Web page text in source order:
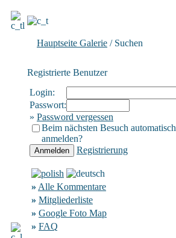
Hauptseite Galerie / Suchen
Registrierte Benutzer
Login:
Passwort:
» Password vergessen
Beim nächsten Besuch automatisch
anmelden?
Registrierung
» Alle Kommentare
» Mitgliederliste
» Google Foto Map
» FAQ